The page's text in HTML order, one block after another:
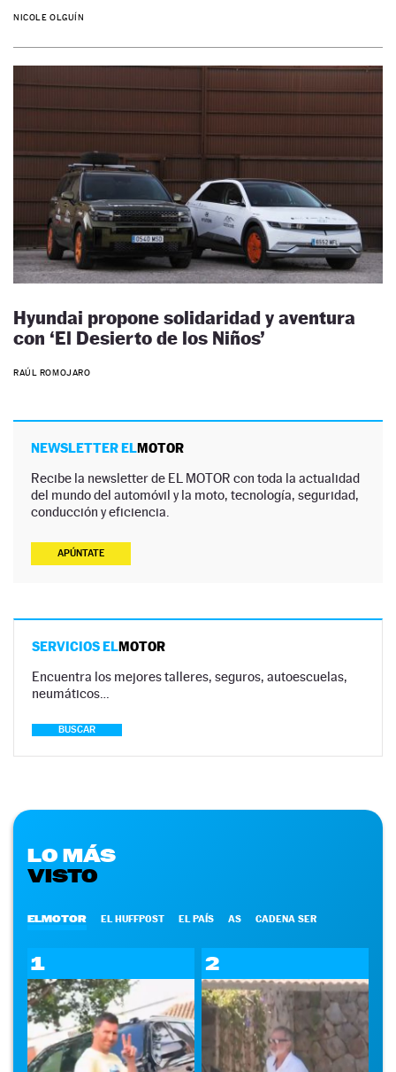
NICOLE OLGUÍN
Hyundai propone solidaridad y aventura
con ‘El Desierto de los Niños’
RAÚL ROMOJARO
NEWSLETTER ELMOTOR
Recibe la newsletter de EL MOTOR con toda la actualidad
del mundo del automóvil y la moto, tecnología, seguridad,
conducción y eficiencia.
APÚNTATE
SERVICIOS ELMOTOR
Encuentra los mejores talleres, seguros, autoescuelas,
neumáticos…
BUSCAR
LO MÁS
VISTO
ELMOTOR EL HUFFPOST EL PAÍS AS CADENA SER
1 2